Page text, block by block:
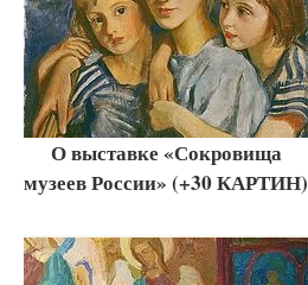
О выставке «Сокровища
музеев России» (+30 КАРТИН)